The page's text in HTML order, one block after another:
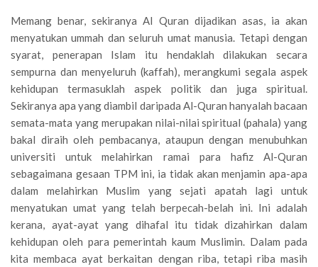
Memang benar, sekiranya Al Quran dijadikan asas, ia akan
menyatukan ummah dan seluruh umat manusia. Tetapi dengan
syarat, penerapan Islam itu hendaklah dilakukan secara
sempurna dan menyeluruh (kaffah), merangkumi segala aspek
kehidupan termasuklah aspek politik dan juga spiritual.
Sekiranya apa yang diambil daripada Al-Quran hanyalah bacaan
semata-mata yang merupakan nilai-nilai spiritual (pahala) yang
bakal diraih oleh pembacanya, ataupun dengan menubuhkan
universiti untuk melahirkan ramai para hafiz Al-Quran
sebagaimana gesaan TPM ini, ia tidak akan menjamin apa-apa
dalam melahirkan Muslim yang sejati apatah lagi untuk
menyatukan umat yang telah berpecah-belah ini. Ini adalah
kerana, ayat-ayat yang dihafal itu tidak dizahirkan dalam
kehidupan oleh para pemerintah kaum Muslimin. Dalam pada
kita membaca ayat berkaitan dengan riba, tetapi riba masih